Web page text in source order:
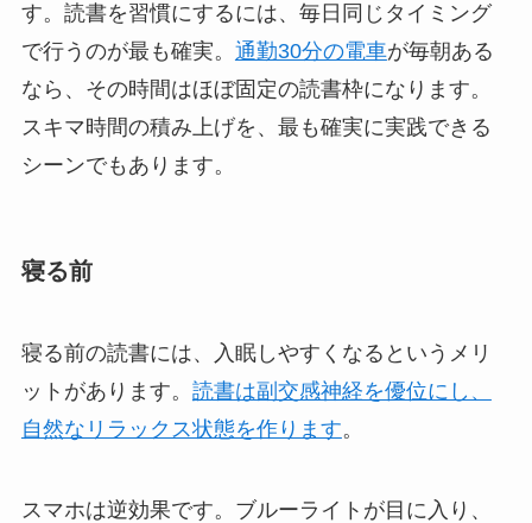
す。読書を習慣にするには、毎日同じタイミング
で行うのが最も確実。 通勤30分の電車が毎朝ある
なら、その時間はほぼ固定の読書枠になります。
スキマ時間の積み上げを、最も確実に実践できる
シーンでもあります。
寝る前
寝る前の読書には、入眠しやすくなるというメリ
ットがあります。 読書は副交感神経を優位にし、
自然なリラックス状態を作ります。
スマホは逆効果です。ブルーライトが目に入り、